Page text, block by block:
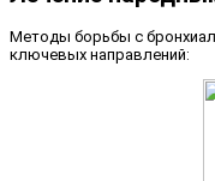
Методы борьбы с
ключевых направлений: